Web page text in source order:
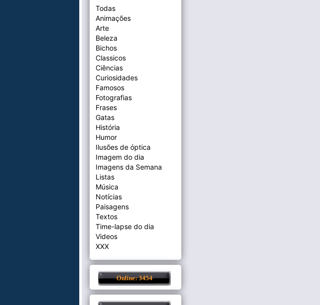
Todas
Animações
Arte
Beleza
Bichos
Classicos
Ciências
Curiosidades
Famosos
Fotografias
Frases
Gatas
História
Humor
Ilusões de óptica
Imagem do dia
Imagens da Semana
Listas
Música
Notícias
Paisagens
Textos
Time-lapse do dia
Videos
XXX
Online: 3454